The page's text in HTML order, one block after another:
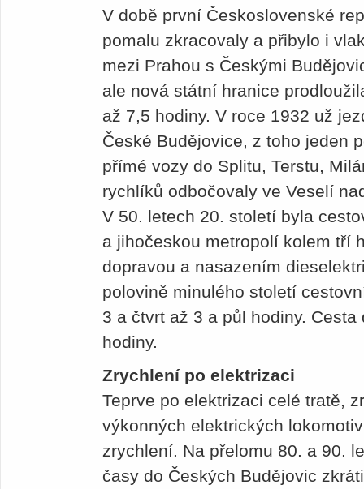
V době první Československé
pomalu zkracovaly a přibylo i
mezi Prahou s Českými
ale nová státní hranice
až 7,5 hodiny. V roce 1932 už
České Budějovice, z toho jeden
přímé vozy do Splitu, Terstu,
rychlíků odbočovaly ve Veselí
V 50. letech 20. století byla
a jihočeskou metropolí kolem tří
dopravou a nasazením
polovině minulého století
3 a čtvrt až 3 a půl hodiny.
hodiny.
Zrychlení po elektrizaci
Teprve po elektrizaci celé tratě,
výkonných elektrických
zrychlení. Na přelomu 80. a 90.
časy do Českých Budějovic